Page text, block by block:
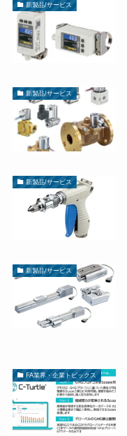
新製品/サービス
新製品/サービス
新製品/サービス
新製品/サービス
FA業界・企業トピックス